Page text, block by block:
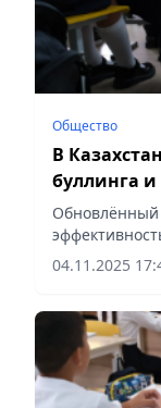
Общество
В
буллинга
Обновлённый
местах,
04.11.2025